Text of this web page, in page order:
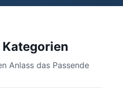
Anlass das Passende